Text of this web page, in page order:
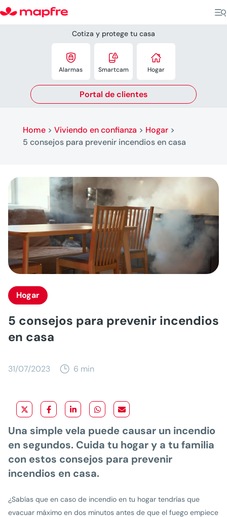
Cotiza y protege tu casa

Alarmas

Smartcam

Hogar
Portal de clientes
Home> Viviendo en confianza > Hogar>
5 consejos para prevenir incendios en casa
Hogar
5 consejos para prevenir incendios
en casa
31/07/2023 6 min
Una simple vela puede causar un incendio
en segundos. Cuida tu hogar y a tu familia
con estos consejos para prevenir
incendios en casa.
¿Sabías que en caso de incendio en tu hogar tendrías que
evacuar máximo en dos minutos antes de que el fuego empiece